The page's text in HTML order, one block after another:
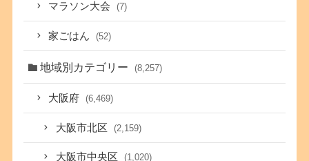
マラソン大会 (7)
家ごはん (52)
地域別カテゴリー (8,257)
大阪府 (6,469)
大阪市北区 (2,159)
大阪市中央区 (1,020)